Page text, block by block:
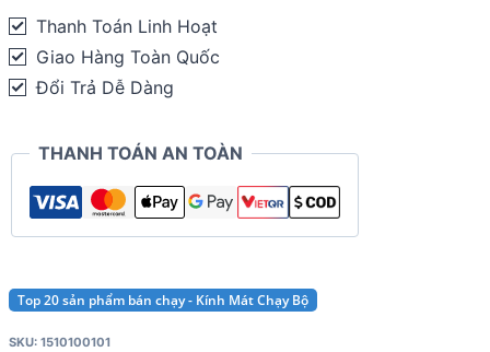
|
Matte
Black
quantity
Thanh Toán Linh Hoạt
Giao Hàng Toàn Quốc
Đổi Trả Dễ Dàng
THANH TOÁN AN TOÀN
Top 20 sản phẩm bán chạy - Kính Mát Chạy Bộ
SKU: 1510100101